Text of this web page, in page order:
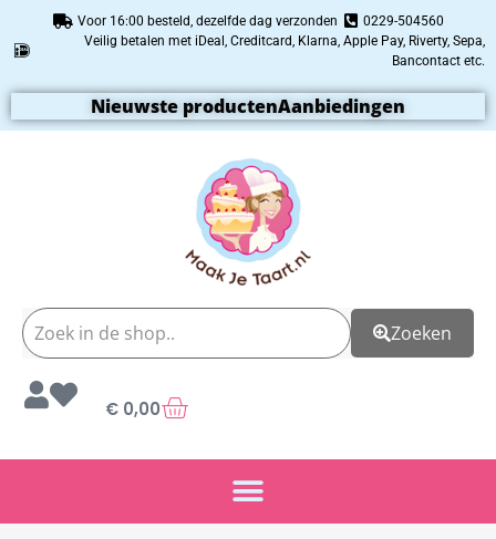
Voor 16:00 besteld, dezelfde dag verzonden
0229-504560
Veilig betalen met iDeal, Creditcard, Klarna, Apple Pay, Riverty, Sepa,
Bancontact etc.
Nieuwste productenAanbiedingen
Zoeken
€ 0,00